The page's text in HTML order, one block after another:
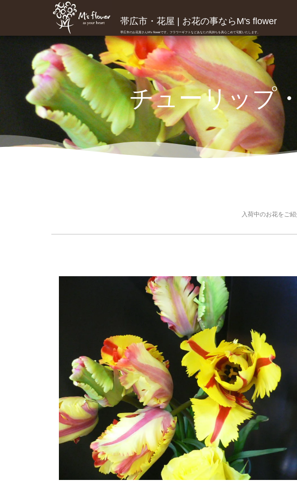
帯広市・花屋 | お花の事ならM's flower
帯広市のお花屋さんM's flowerです。フラワーギフトなどあなたの気持ちを真心こめて宅配いたします。
チューリップ
入荷中のお花をご